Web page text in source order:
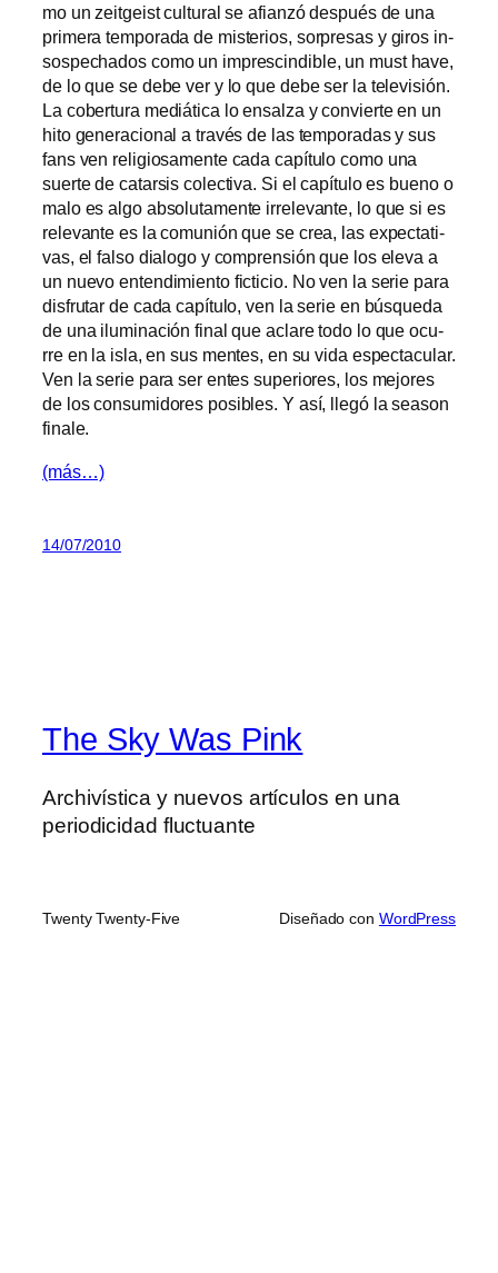
mo un zeit­geist cul­tu­ral se afian­zó des­pués de una
pri­me­ra tem­po­ra­da de mis­te­rios, sor­pre­sas y gi­ros in­
sos­pe­cha­dos co­mo un im­pres­cin­di­ble, un must ha­ve,
de lo que se de­be ver y lo que de­be ser la te­le­vi­sión.
La co­ber­tu­ra me­diá­ti­ca lo en­sal­za y con­vier­te en un
hi­to ge­ne­ra­cio­nal a tra­vés de las tem­po­ra­das y sus
fans ven re­li­gio­sa­men­te ca­da ca­pí­tu­lo co­mo una
suer­te de ca­tar­sis co­lec­ti­va. Si el ca­pí­tu­lo es bueno o
ma­lo es al­go ab­so­lu­ta­men­te irre­le­van­te, lo que si es
re­le­van­te es la co­mu­nión que se crea, las ex­pec­ta­ti­
vas, el fal­so dia­lo­go y com­pren­sión que los ele­va a
un nue­vo en­ten­di­mien­to fic­ti­cio. No ven la se­rie pa­ra
dis­fru­tar de ca­da ca­pí­tu­lo, ven la se­rie en bús­que­da
de una ilu­mi­na­ción fi­nal que acla­re to­do lo que ocu­
rre en la is­la, en sus men­tes, en su vi­da es­pec­ta­cu­lar.
Ven la se­rie pa­ra ser en­tes su­pe­rio­res, los me­jo­res
de los con­su­mi­do­res po­si­bles. Y así, lle­gó la sea­son
finale.
(más…)
14/07/2010
The Sky Was Pink
Archivística y nuevos artículos en una
periodicidad fluctuante
Twenty Twenty-Five Diseñado con WordPress